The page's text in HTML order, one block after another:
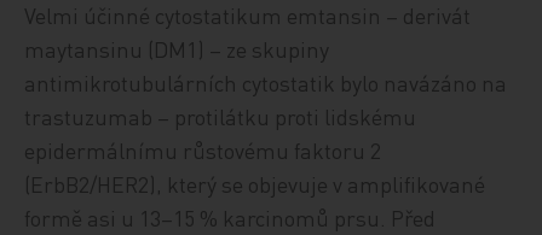
Velmi účinné cytostatikum emtansin – derivát
maytansinu (DM1) – ze skupiny
antimikrotubulárních cytostatik bylo navázáno na
trastuzumab – protilátku proti lidskému
epidermálnímu růstovému faktoru 2
(ErbB2/HER2), který se objevuje v amplifikované
formě asi u 13–15 % karcinomů prsu. Před